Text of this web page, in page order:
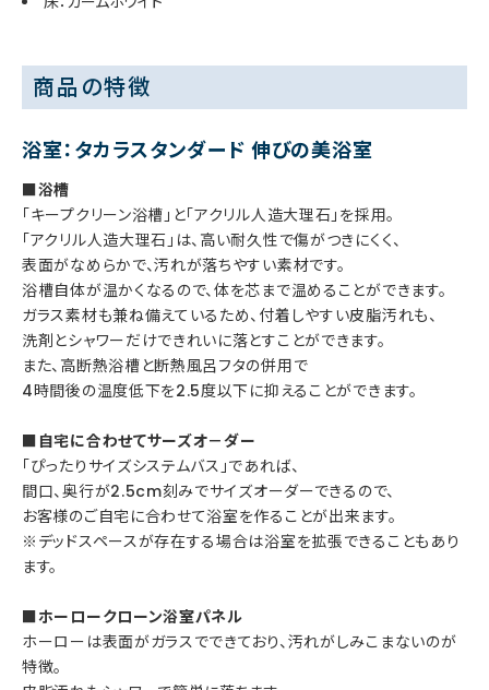
商品の特徴
浴室：タカラスタンダード 伸びの美浴室
■浴槽
「キープクリーン浴槽」と「アクリル人造大理石」を採用。
「アクリル人造大理石」は、高い耐久性で傷がつきにくく、
表面がなめらかで、汚れが落ちやすい素材です。
浴槽自体が温かくなるので、体を芯まで温めることができます。
ガラス素材も兼ね備えているため、付着しやすい皮脂汚れも、
洗剤とシャワーだけできれいに落とすことができます。
また、高断熱浴槽と断熱風呂フタの併用で
4時間後の温度低下を2.5度以下に抑えることができます。
■自宅に合わせてサーズオ－ダー
「ぴったりサイズシステムバス」であれば、
間口、奥行が2.5cm刻みでサイズオーダーできるので、
お客様のご自宅に合わせて浴室を作ることが出来ます。
※デッドスペースが存在する場合は浴室を拡張できることもあり
ます。
■ホーロークローン浴室パネル
ホーローは表面がガラスでできており、汚れがしみこまないのが
特徴。